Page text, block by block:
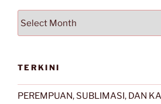
TERKINI
PEREMPUAN, SUBLIMASI, DAN